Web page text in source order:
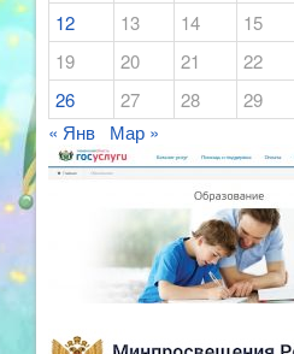
12
13 14 15
19
20 21 22
26
27 28
29
« Янв
Мар »